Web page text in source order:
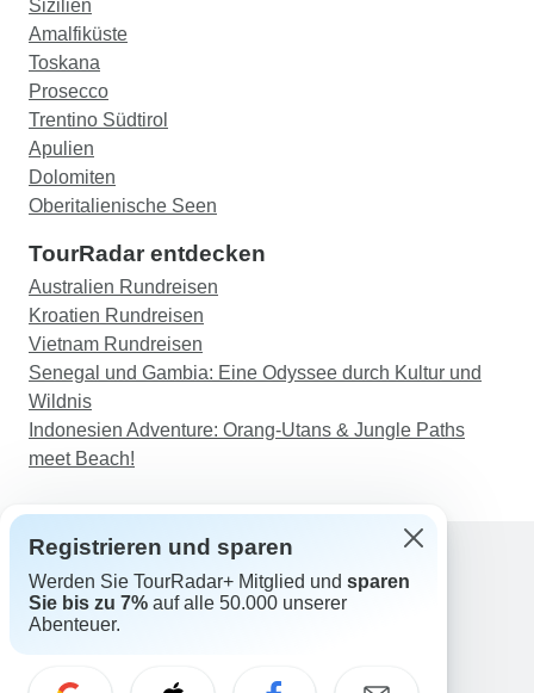
Sizilien
Amalfiküste
Toskana
Prosecco
Trentino Südtirol
Apulien
Dolomiten
Oberitalienische Seen
TourRadar entdecken
Australien Rundreisen
Kroatien Rundreisen
Vietnam Rundreisen
Senegal und Gambia: Eine Odyssee durch Kultur und
Wildnis
Indonesien Adventure: Orang-Utans & Jungle Paths
meet Beach!
Support
Kontakt
Registrieren und sparen
Werden Sie TourRadar+ Mitglied und sparen
Sie bis zu 7% auf alle 50.000 unserer
Abenteuer.